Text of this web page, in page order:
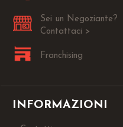
Sei un Negoziante?
Contattaci >
Franchising
INFORMAZIONI